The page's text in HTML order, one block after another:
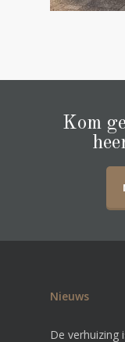
Kom
Nieuws
De verhuizing